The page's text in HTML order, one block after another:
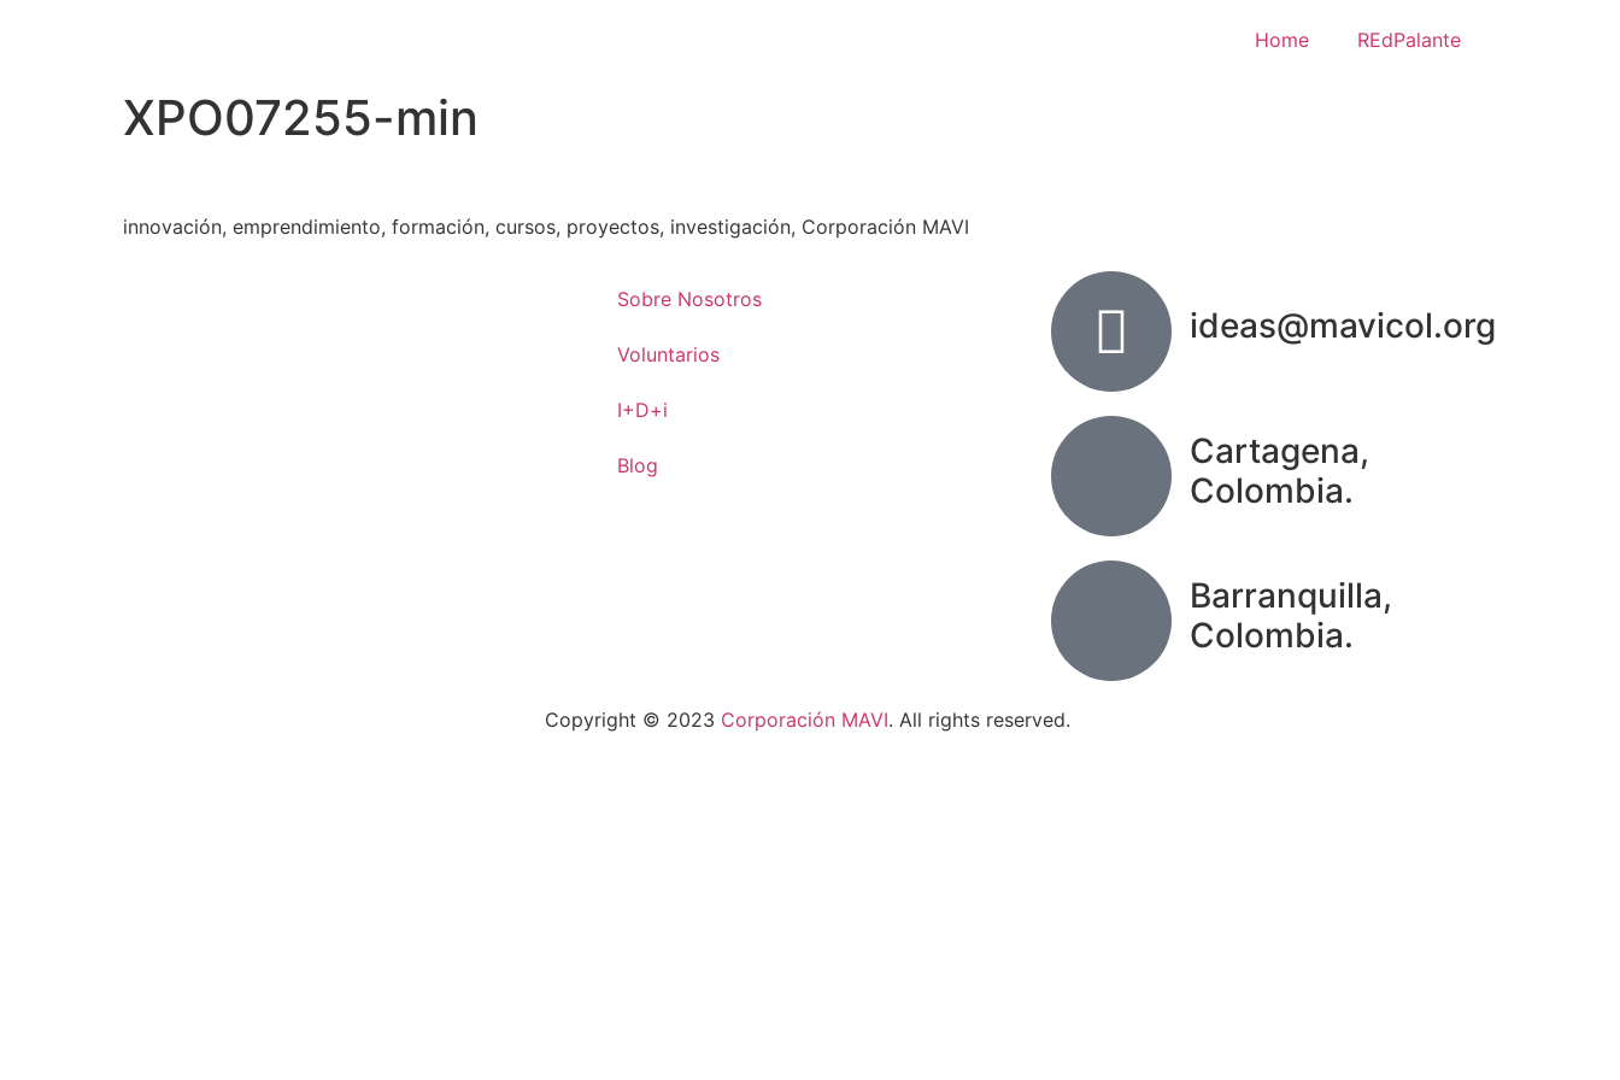
Home REdPalante
XPO07255-min
innovación, emprendimiento, formación, cursos, proyectos, investigación, Corporación MAVI
Sobre Nosotros
Voluntarios
I+D+i
Blog
ideas@mavicol.org
Cartagena,
Colombia.
Barranquilla,
Colombia.
Copyright © 2023 Corporación MAVI. All rights reserved.